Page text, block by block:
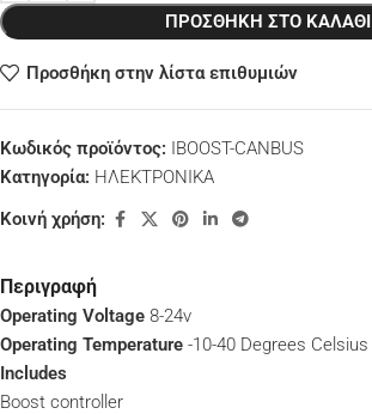
ΠΡΟΣΘΉΚΗ ΣΤΟ ΚΑΛΆΘΙ
Προσθήκη στην λίστα επιθυμιών
Κωδικός προϊόντος: IBOOST-CANBUS
Κατηγορία: ΗΛΕΚΤΡΟΝΙΚΑ
Κοινή χρήση:
Περιγραφή
Operating Voltage 8-24v
Operating Temperature -10-40 Degrees Celsius
Includes
Boost controller